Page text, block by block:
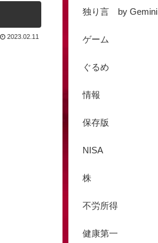
2023.02.11
独り言 by Gemini
ゲーム
ぐるめ
情報
保存版
NISA
株
不労所得
健康第一